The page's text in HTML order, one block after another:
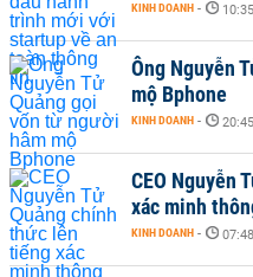
KINH DOANH -
Ông Nguyễn
mộ Bphone
KINH DOANH -
CEO Nguyễn
xác minh
KINH DOANH -